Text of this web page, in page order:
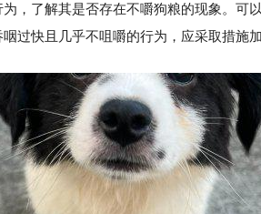
，了解其是否存在不嚼狗粮的现象。可
过快且几乎不咀嚼的行为，应采取措施加